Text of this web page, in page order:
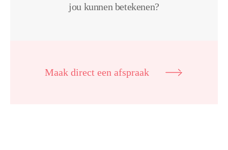
jou kunnen betekenen?
Maak direct een afspraak